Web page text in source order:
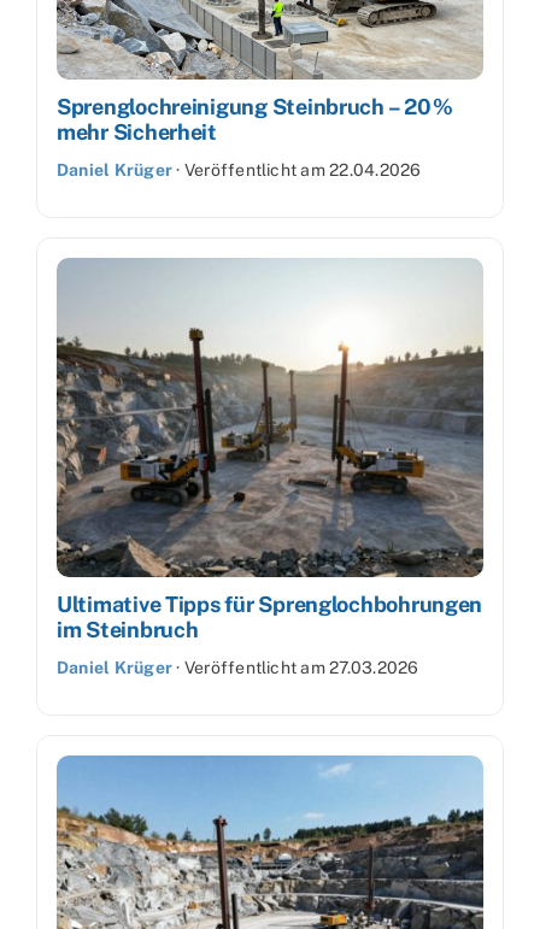
Sprenglochreinigung Steinbruch – 20 %
mehr Sicherheit
Daniel Krüger· Veröffentlicht am22.04.2026
Ultimative Tipps für Sprenglochbohrungen
im Steinbruch
Daniel Krüger· Veröffentlicht am27.03.2026